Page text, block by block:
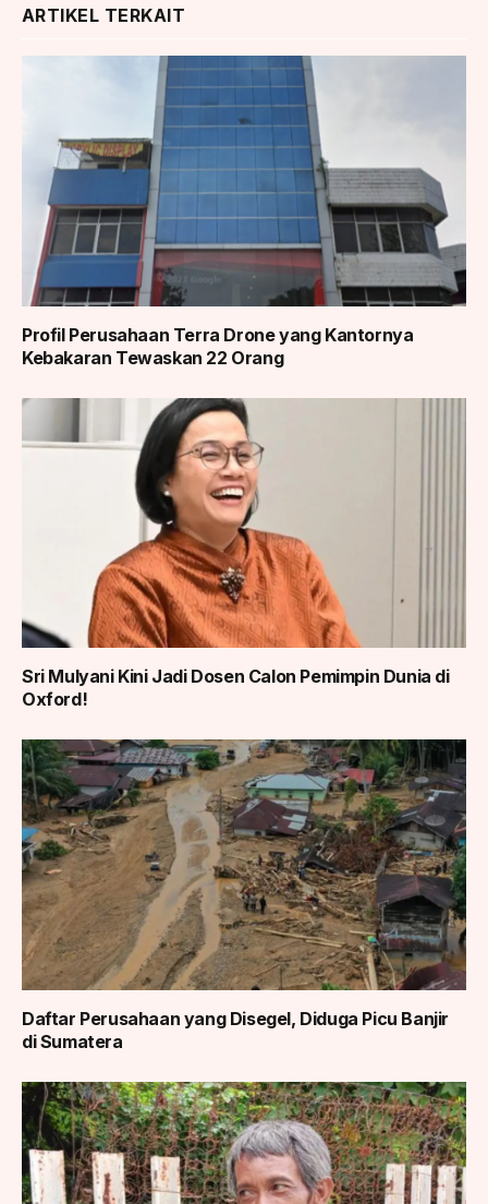
ARTIKEL TERKAIT
Profil Perusahaan Terra Drone yang Kantornya
Kebakaran Tewaskan 22 Orang
Sri Mulyani Kini Jadi Dosen Calon Pemimpin Dunia di
Oxford!
Daftar Perusahaan yang Disegel, Diduga Picu Banjir
di Sumatera